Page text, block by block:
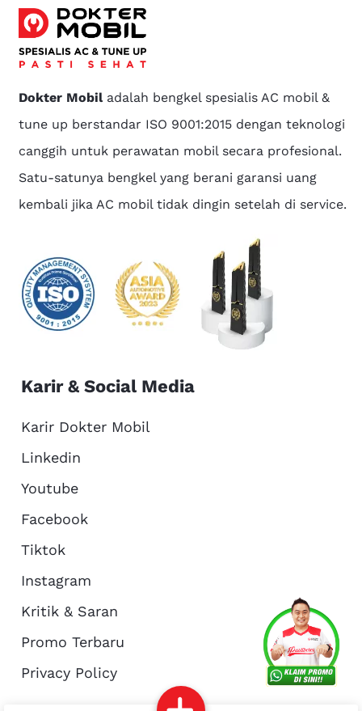
About Us
Reservasi Article
Dokter Mobiladalah bengkel spesialis AC mobil &
tune up berstandar ISO 9001:2015 dengan teknologi
canggih untuk perawatan mobil secara profesional.
Satu-satunya bengkel yang berani garansi uang
kembali jika AC mobil tidak dingin setelah di service.
Karir & Social Media
Karir Dokter Mobil
Linkedin
Youtube
Facebook
Tiktok
Instagram
Kritik & Saran
Promo Terbaru
Privacy Policy